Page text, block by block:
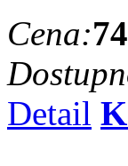
Cena:
Detail